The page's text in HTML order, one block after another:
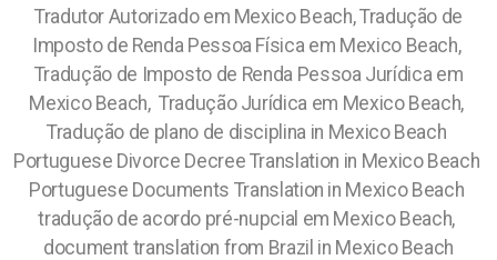
Tradutor Autorizado em Mexico Beach, Tradução de
Imposto de Renda Pessoa Física em Mexico Beach,
Tradução de Imposto de Renda Pessoa Jurídica em
Mexico Beach, Tradução Jurídica em Mexico Beach,
Tradução de plano de disciplina in Mexico Beach
Portuguese Divorce Decree Translation in Mexico Beach
Portuguese Documents Translation in Mexico Beach
tradução de acordo pré-nupcial em Mexico Beach,
document translation from Brazil in Mexico Beach